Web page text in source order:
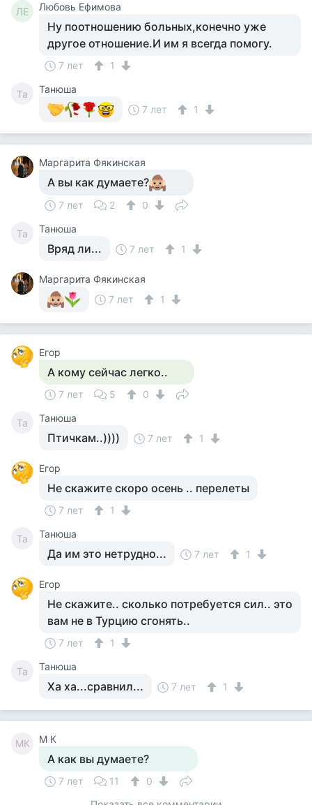
ЛЕ Любовь Ефимова
Ну поотношению больных,конечно уже
другое отношение.И им я всегда помогу.
7 лет 1
Та
Танюша
7 лет
1
Маргарита Фякинская
А вы как думаете?
7 лет 2 0
Та Танюша
Вряд ли... 7 лет 1
Маргарита Фякинская
7 лет
1
Егор
А кому сейчас легко..
7 лет 5 0
Та Танюша
Птичкам..)))) 7 лет 1
Егор
Не скажите скоро осень .. перелеты
7 лет 1
Та Танюша
Да им это нетрудно... 7 лет 1
Егор
Не скажите.. сколько потребуется сил.. это
вам не в Турцию сгонять..
7 лет 1
Та Танюша
Ха ха...сравнил... 7 лет 1
MК M К
А как вы думаете?
7 лет 11
0